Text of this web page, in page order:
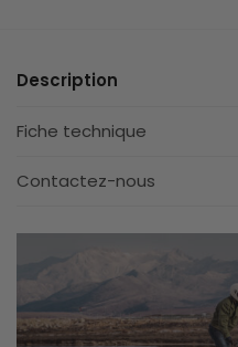
Description
Fiche technique
Contactez-nous